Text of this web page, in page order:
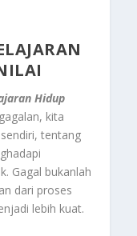
Hidup
kita
tentang
Gagal bukanlah
dari proses
lebih kuat.